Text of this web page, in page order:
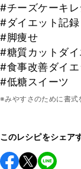
#チーズケーキ
#ダイエット記録
#脚痩せ
#糖質カットダイ
#食事改善ダイエ
#低糖スイーツ
※みやすさのために書式
このレシピをシェア